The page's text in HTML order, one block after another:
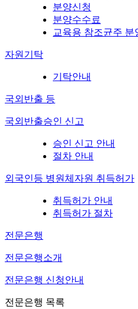
분양신청
분양수수료
교육용 참조균주 분
자원기탁
기탁안내
국외반출 등
국외반출승인 신고
승인 신고 안내
절차 안내
외국인등 병원체자원 취득허가
취득허가 안내
취득허가 절차
전문은행
전문은행소개
전문은행 신청안내
전문은행 목록